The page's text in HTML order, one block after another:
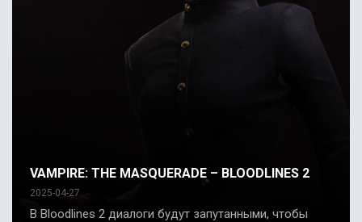
VAMPIRE: THE MASQUERADE – BLOODLINES 2
2025-04-27
В Bloodlines 2 диалоги будут запутанными, чтобы